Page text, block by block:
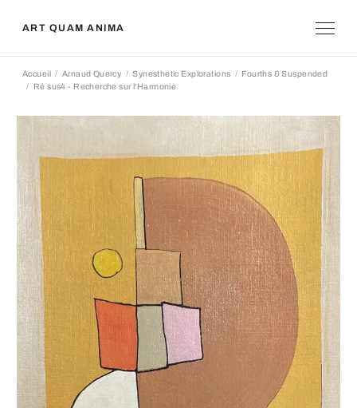
ART QUAM ANIMA
Accueil Arnaud Quercy Synesthetic Explorations
Fourths & Suspended
Ré sus4 - Recherche sur l'Harmonie